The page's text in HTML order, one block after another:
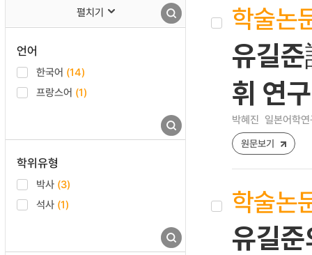
펼치기
언어
한국어 (14)
프랑스어 (1)
학위유형
박사 (3)
석사 (1)
학술논
유길
휘 연구
박혜진 일본어학
원문보기
학술논
유길